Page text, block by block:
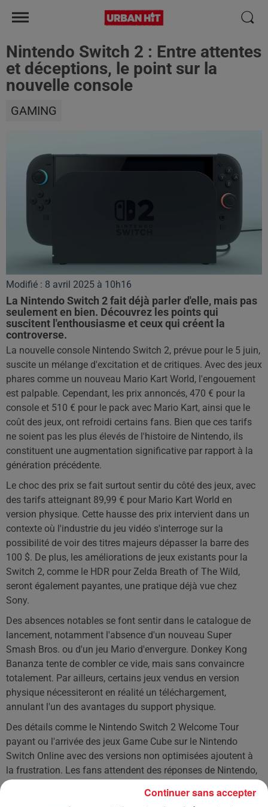
Nintendo Switch 2 : Entre attentes
et déceptions, le point sur la
nouvelle console
GAMING
Modifié : 8 avril 2025 à 10h16
La Nintendo Switch 2 fait déjà parler d'elle, mais pas
seulement en bien. Découvrez les points qui
suscitent l'enthousiasme et ceux qui créent la
controverse.
La nouvelle console Nintendo Switch 2, prévue pour le 5 juin,
suscite un mélange d'excitation et de critiques. Avec des jeux
phares comme un nouveau Mario Kart World, l'engouement
est palpable. Cependant, les prix annoncés, 470 € pour la
console et 510 € pour le pack avec Mario Kart, ainsi que le
coût des jeux, ont refroidi certains fans. Bien que ces tarifs
ne soient pas les plus élevés de l'histoire de Nintendo, ils
constituent une augmentation significative par rapport à la
génération précédente.
Le choc des prix se fait surtout sentir du côté des jeux, avec
des tarifs atteignant 89,99 € pour Mario Kart World en
version physique. Cette hausse des prix intervient dans un
contexte où l'industrie du jeu vidéo s'interroge sur la
possibilité de voir des titres majeurs dépasser la barre des
100 $. De plus, les améliorations de jeux existants pour la
Switch 2, comme le HDR pour Zelda Breath of The Wild,
seront également payantes, une pratique déjà vue chez
Sony.
Des absences notables se font sentir dans le catalogue de
lancement, notamment l'absence d'un nouveau Super
Smash Bros. ou d'un jeu Mario d'envergure. Donkey Kong
Bananza tente de combler ce vide, mais sans convaincre
totalement. Par ailleurs, certains jeux vendus en version
physique nécessiteront en réalité un téléchargement,
annulant l'un des avantages du support physique.
Des détails comme le Nintendo Switch 2 Welcome Tour
payant ou l'arrivée des jeux Game Cube sur le Nintendo
Switch Online avec des versions non optimisées ajoutent à
la frustration. Les fans attendent des réponses de Nintendo,
espérant que la firme corrige le tir avant le lancement officiel
Continuer sans accepter